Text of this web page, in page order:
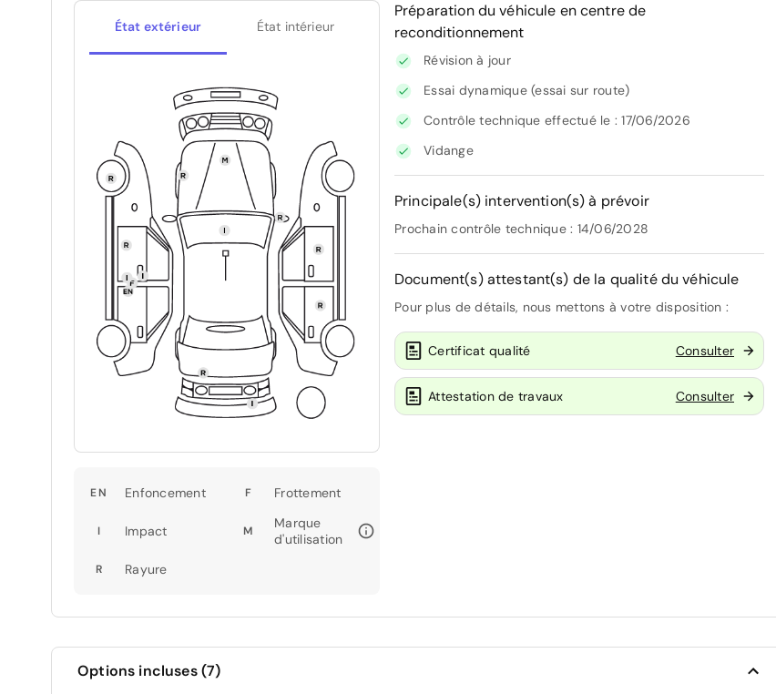
État extérieur État intérieur
EN Enfoncement F Frottement
I Impact M
Marque
d'utilisation
R Rayure
Préparation du véhicule en centre de
reconditionnement
Révision à jour
Essai dynamique (essai sur route)
Contrôle technique effectué le : 17/06/2026
Vidange
Principale(s) intervention(s) à prévoir
Prochain contrôle technique : 14/06/2028
Document(s) attestant(s) de la qualité du véhicule
Pour plus de détails, nous mettons à votre disposition :
Certificat qualité Consulter
Attestation de travaux Consulter
Options incluses (7)